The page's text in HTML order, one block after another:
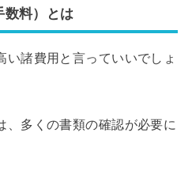
数料）とは
い諸費用と言っていいでしょ
、多くの書類の確認が必要に